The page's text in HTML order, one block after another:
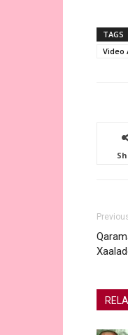
TAGS
Video